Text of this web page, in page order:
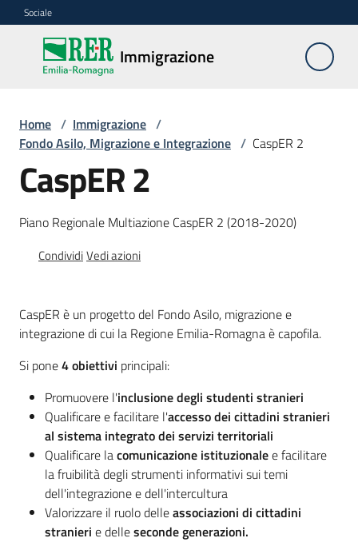
Vai al contenuto
Vai alla navigazione
Vai al footer
Sociale
Immigrazione
Immigrazione
Interventi
Progetti
Osservatorio
regionale
sul
fenomeno
migratorio
Home / Immigrazione /
Fondo Asilo, Migrazione e Integrazione / CaspER 2
CaspER 2
Piano Regionale Multiazione CaspER 2 (2018-2020)
CondividiVedi azioni
CaspER è un progetto del Fondo Asilo, migrazione e
integrazione di cui la Regione Emilia-Romagna è capofila.
Si pone4 obiettivi principali:
Promuovere l'inclusione degli studenti stranieri
Qualificare e facilitare l'accesso dei cittadini stranieri
al sistema integrato dei servizi territoriali
Qualificare lacomunicazione istituzionalee facilitare
la fruibilità degli strumenti informativi sui temi
dell'integrazione e dell'intercultura
Valorizzare il ruolo delleassociazioni di cittadini
stranieri e delleseconde generazioni.